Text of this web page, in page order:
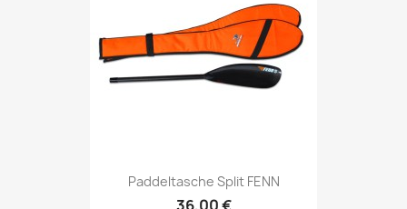
Paddeltasche Split FENN